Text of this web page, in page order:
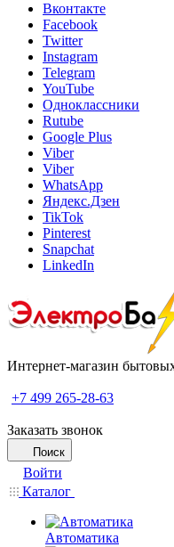
Вконтакте
Facebook
Twitter
Instagram
Telegram
YouTube
Одноклассники
Rutube
Google Plus
Viber
Viber
WhatsApp
Яндекс.Дзен
TikTok
Pinterest
Snapchat
LinkedIn
Интернет-магазин
+7 499 265-28-63
Заказать звонок
Поиск
Войти
Каталог
Автоматика